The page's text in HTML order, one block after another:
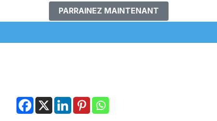
PARRAINEZ MAINTENANT